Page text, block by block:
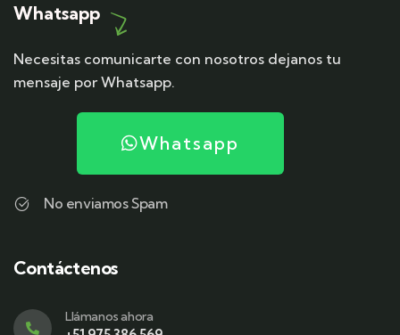
Whatsapp
Necesitas comunicarte con nosotros dejanos tu
mensaje por Whatsapp.
Whatsapp
No enviamos Spam
Contáctenos
Llámanos ahora